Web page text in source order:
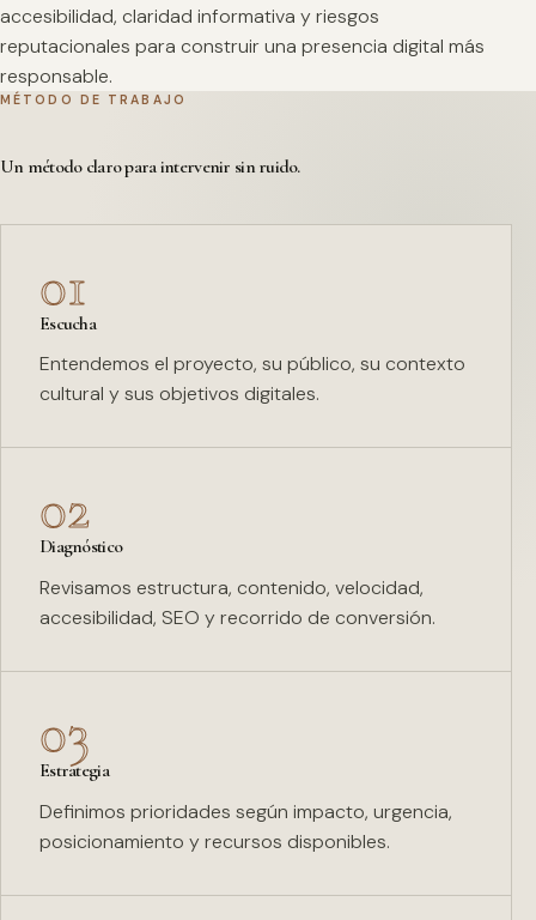
accesibilidad, claridad informativa y riesgos
reputacionales para construir una presencia digital más
responsable.
MÉTODO DE TRABAJO
Un método claro para intervenir sin ruido.
01
Escucha
Entendemos el proyecto, su público, su contexto
cultural y sus objetivos digitales.
02
Diagnóstico
Revisamos estructura, contenido, velocidad,
accesibilidad, SEO y recorrido de conversión.
03
Estrategia
Definimos prioridades según impacto, urgencia,
posicionamiento y recursos disponibles.